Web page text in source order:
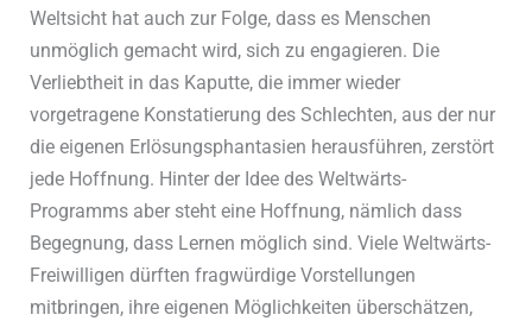
Weltsicht hat auch zur Folge, dass es Menschen
unmöglich gemacht wird, sich zu engagieren. Die
Verliebtheit in das Kaputte, die immer wieder
vorgetragene Konstatierung des Schlechten, aus der nur
die eigenen Erlösungsphantasien herausführen, zerstört
jede Hoffnung. Hinter der Idee des Weltwärts-
Programms aber steht eine Hoffnung, nämlich dass
Begegnung, dass Lernen möglich sind. Viele Weltwärts-
Freiwilligen dürften fragwürdige Vorstellungen
mitbringen, ihre eigenen Möglichkeiten überschätzen,